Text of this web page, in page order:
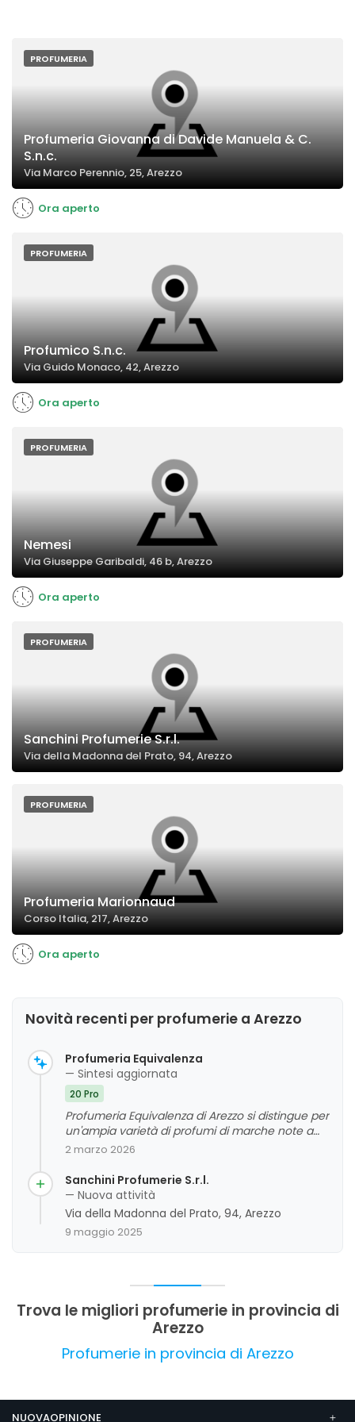
PROFUMERIA
Profumeria Giovanna di Davide Manuela & C.
S.n.c.
Via Marco Perennio, 25, Arezzo
Ora aperto
PROFUMERIA
Profumico S.n.c.
Via Guido Monaco, 42, Arezzo
Ora aperto
PROFUMERIA
Nemesi
Via Giuseppe Garibaldi, 46 b, Arezzo
Ora aperto
PROFUMERIA
Sanchini Profumerie S.r.l.
Via della Madonna del Prato, 94, Arezzo
PROFUMERIA
Profumeria Marionnaud
Corso Italia, 217, Arezzo
Ora aperto
Novità recenti per profumerie a Arezzo
Profumeria Equivalenza
— Sintesi aggiornata
20 Pro
Profumeria Equivalenza di Arezzo si distingue per
un'ampia varietà di profumi di marche note a
prezzi molto accessibili, accompagnata da un
contraddistinta da un servizio clienti
professionale e da un'organizzazione ben
fornita, che permette ai clienti di trovare
fragranze di alta qualità e durature. La clientela
apprezza particolarmente la disponibilità e la
positiva e soddisfacente.
2 marzo 2026
Sanchini Profumerie S.r.l.
— Nuova attività
Via della Madonna del Prato, 94, Arezzo
9 maggio 2025
Trova le migliori profumerie in provincia di
Arezzo
Profumerie in provincia di Arezzo
NUOVAOPINIONE